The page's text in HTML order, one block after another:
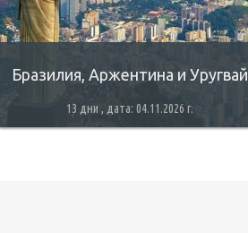
Бразилия, Аржентина и Уругвай
13 дни , дата: 04.11.2026 г.